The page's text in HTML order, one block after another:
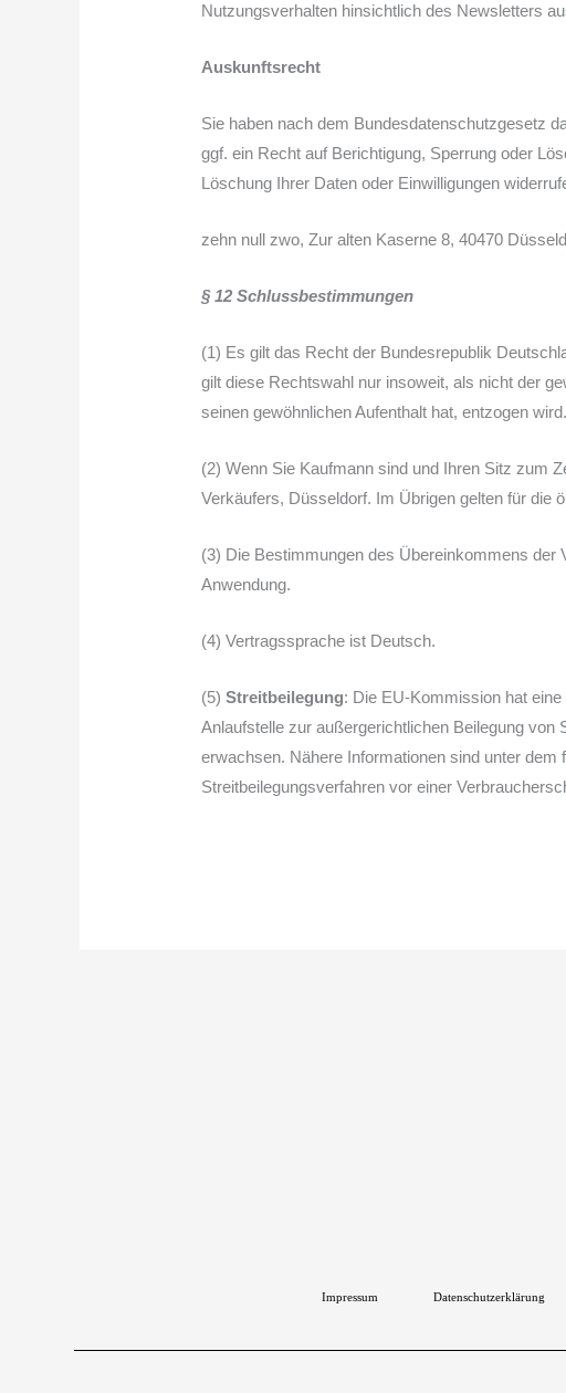
Nutzungsverhalten hinsichtlich des Newsletters
Auskunftsrecht
Sie haben nach dem Bundesdatenschutzgesetz
ggf. ein Recht auf Berichtigung, Sperrung oder
Löschung Ihrer Daten oder Einwilligungen
zehn null zwo, Zur alten Kaserne 8, 40470
§ 12 Schlussbestimmungen
(1) Es gilt das Recht der Bundesrepublik
gilt diese Rechtswahl nur insoweit, als nicht der
seinen gewöhnlichen Aufenthalt hat, entzogen wird.
(2) Wenn Sie Kaufmann sind und Ihren Sitz zum
Verkäufers, Düsseldorf. Im Übrigen gelten für die
(3) Die Bestimmungen des Übereinkommens der
Anwendung.
(4) Vertragssprache ist Deutsch.
(5) Streitbeilegung: Die EU-Kommission hat
Anlaufstelle zur außergerichtlichen Beilegung von
erwachsen. Nähere Informationen sind unter dem
Streitbeilegungsverfahren vor einer
Impressum Datenschutzerklärung